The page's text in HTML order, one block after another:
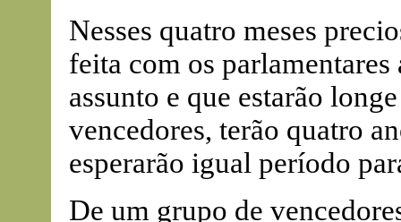
Nesses quatro meses
feita com os
assunto e que estarão
vencedores, terão quatro
esperarão igual período
De um grupo de